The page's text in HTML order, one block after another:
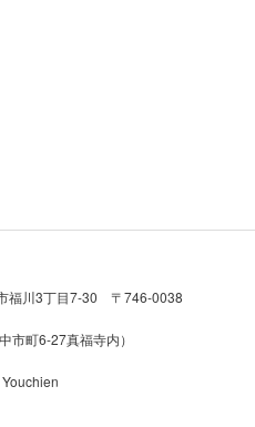
福川3丁目7-30 〒746-0038
町6-27真福寺内）